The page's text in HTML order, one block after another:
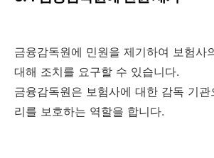
금융감독원에 민원을 제기하여 보험사
대해 조치를 요구할 수 있습니다.
금융감독원은 보험사에 대한 감독 기관
리를 보호하는 역할을 합니다.